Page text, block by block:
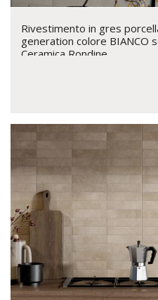
Rivestimento in gres
generation colore BIANCO
Ceramica Rondine